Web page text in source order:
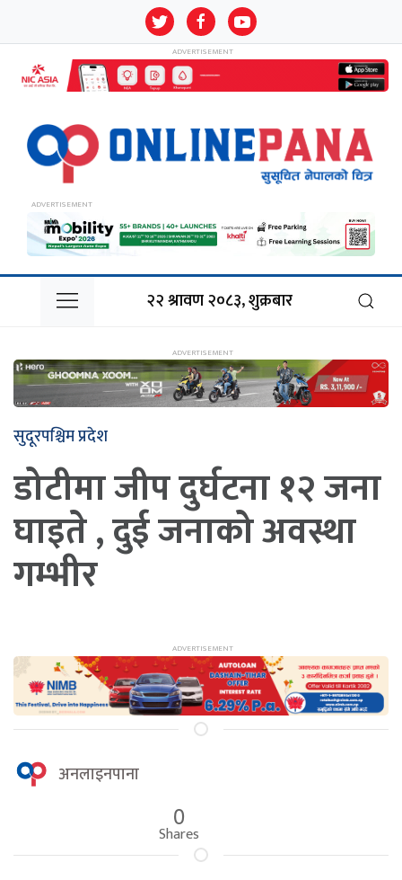
२२ श्रावण २०८३, शुक्रबार
सुदूरपश्चिम प्रदेश
डोटीमा जीप दुर्घटना १२ जना
घाइते , दुई जनाको अवस्था
गम्भीर
अनलाइनपाना
0
Shares